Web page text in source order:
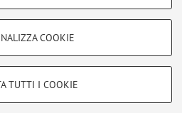
a titolo esemplificativo, per il corretto
COOKIE
TUTTI I COOKIE
tutti i contenuti del sito.
- Partita IVA: 01131710376